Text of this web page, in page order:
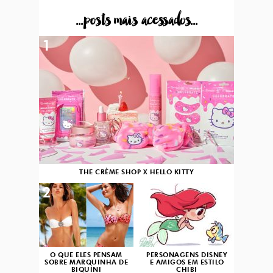
...posts mais acessados...
THE CRÈME SHOP X HELLO KITTY
1
O QUE ELES PENSAM
SOBRE MARQUINHA DE
BIQUÍNI
2
PERSONAGENS DISNEY
E AMIGOS EM ESTILO
CHIBI
3